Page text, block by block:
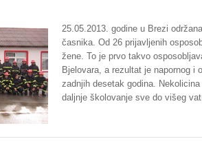
25.05.2013. godine u Brezi
časnika. Od 26 prijavljenih
žene. To je prvo takvo
Bjelovara, a rezultat je napornog i
zadnjih desetak godina.
daljnje školovanje sve do višeg